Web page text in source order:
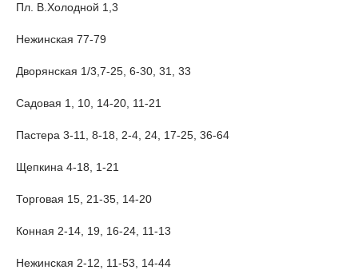
Пл. В.Холодной 1,3
Нежинская 77-79
Дворянская 1/3,7-25, 6-30, 31, 33
Садовая 1, 10, 14-20, 11-21
Пастера 3-11, 8-18, 2-4, 24, 17-25, 36-64
Щепкина 4-18, 1-21
Торговая 15, 21-35, 14-20
Конная 2-14, 19, 16-24, 11-13
Нежинская 2-12, 11-53, 14-44